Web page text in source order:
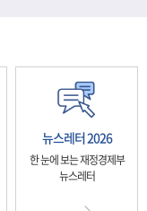
뉴스레터 2026
한 눈에 보는 재정경제부
뉴스레터